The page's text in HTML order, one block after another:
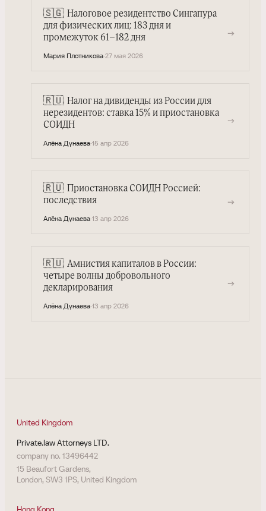
🇸🇬 Налоговое резидентство Сингапура
для физических лиц: 183 дня и
промежуток 61–182 дня
Мария Плотникова·27 мая 2026
→
🇷🇺 Налог на дивиденды из России для
нерезидентов: ставка 15% и приостановка
СОИДН
Алёна Дунаева·15 апр 2026
→
🇷🇺 Приостановка СОИДН Россией:
последствия
Алёна Дунаева·13 апр 2026
→
🇷🇺 Амнистия капиталов в России:
четыре волны добровольного
декларирования
Алёна Дунаева·13 апр 2026
→
United Kingdom
Private.law Attorneys LTD.
company no. 13496442
15 Beaufort Gardens,
London, SW3 1PS, United Kingdom